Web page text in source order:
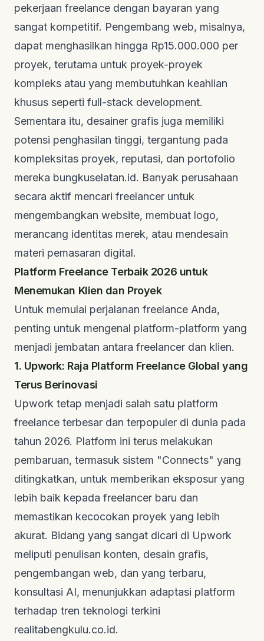
pekerjaan freelance dengan bayaran yang
sangat kompetitif. Pengembang web, misalnya,
dapat menghasilkan hingga Rp15.000.000 per
proyek, terutama untuk proyek-proyek
kompleks atau yang membutuhkan keahlian
khusus seperti full-stack development.
Sementara itu, desainer grafis juga memiliki
potensi penghasilan tinggi, tergantung pada
kompleksitas proyek, reputasi, dan portofolio
mereka bungkuselatan.id. Banyak perusahaan
secara aktif mencari freelancer untuk
mengembangkan website, membuat logo,
merancang identitas merek, atau mendesain
materi pemasaran digital.
Platform Freelance Terbaik 2026 untuk
Menemukan Klien dan Proyek
Untuk memulai perjalanan freelance Anda,
penting untuk mengenal platform-platform yang
menjadi jembatan antara freelancer dan klien.
1. Upwork: Raja Platform Freelance Global yang
Terus Berinovasi
Upwork tetap menjadi salah satu platform
freelance terbesar dan terpopuler di dunia pada
tahun 2026. Platform ini terus melakukan
pembaruan, termasuk sistem "Connects" yang
ditingkatkan, untuk memberikan eksposur yang
lebih baik kepada freelancer baru dan
memastikan kecocokan proyek yang lebih
akurat. Bidang yang sangat dicari di Upwork
meliputi penulisan konten, desain grafis,
pengembangan web, dan yang terbaru,
konsultasi AI, menunjukkan adaptasi platform
terhadap tren teknologi terkini
realitabengkulu.co.id.